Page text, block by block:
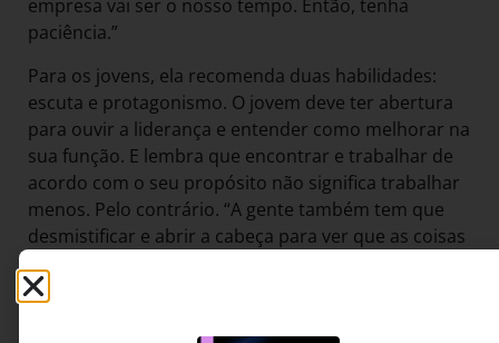
empresa vai ser o nosso tempo. Então, tenha
paciência.”
Para os jovens, ela recomenda duas habilidades:
escuta e protagonismo. O jovem deve ter abertura
para ouvir a liderança e entender como melhorar na
sua função. E lembra que encontrar e trabalhar de
acordo com o seu propósito não significa trabalhar
menos. Pelo contrário. “A gente também tem que
desmistificar e abrir a cabeça para ver que as coisas
O protagonismo surge ao se assumir as rédeas da
carreira, o que significa uma boa dose de